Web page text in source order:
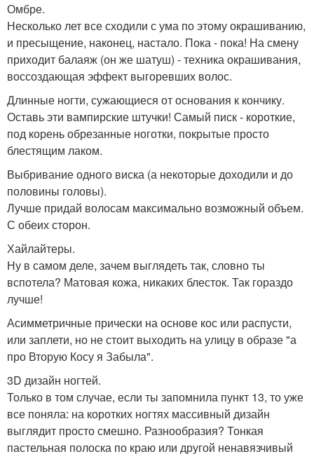
Омбре.
Несколько лет все сходили с ума по этому окрашиванию,
и пресыщение, наконец, настало. Пока - пока! На смену
приходит балаяж (он же шатуш) - техника окрашивания,
воссоздающая эффект выгоревших волос.
Длинные ногти, сужающиеся от основания к кончику.
Оставь эти вампирские штучки! Самый писк - короткие,
под корень обрезанные ноготки, покрытые просто
блестящим лаком.
Выбривание одного виска (а некоторые доходили и до
половины головы).
Лучше придай волосам максимально возможный объем.
С обеих сторон.
Хайлайтеры.
Ну в самом деле, зачем выглядеть так, словно ты
вспотела? Матовая кожа, никаких блесток. Так гораздо
лучше!
Асимметричные прически на основе кос или распусти,
или заплети, но не стоит выходить на улицу в образе "а
про Вторую Косу я Забыла".
3D дизайн ногтей.
Только в том случае, если ты запомнила пункт 13, то уже
все поняла: на коротких ногтях массивный дизайн
выглядит просто смешно. Разнообразия? Тонкая
пастельная полоска по краю или другой ненавязчивый